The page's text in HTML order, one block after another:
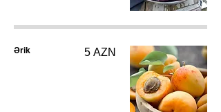
Ərik 5 AZN